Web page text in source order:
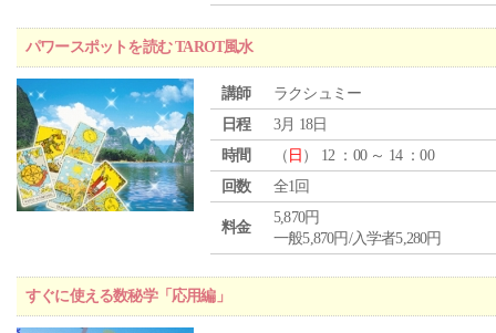
パワースポットを読む TAROT風水
講師
ラクシュミー
日程
3月 18日
時間
（ 日 ） 12 ：00 ～ 14 ：00
回数
全1回
料金
5,870円
一般5,870円/入学者5,280円
すぐに使える数秘学「応用編」